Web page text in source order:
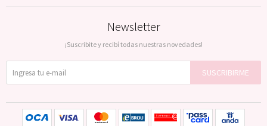
Newsletter
¡Suscribite y recibí todas nuestras novedades!
SUSCRIBIRME